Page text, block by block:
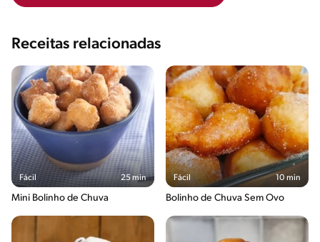
Receitas relacionadas
Fácil 25 min
Mini Bolinho de Chuva
Fácil 10 min
Bolinho de Chuva Sem Ovo